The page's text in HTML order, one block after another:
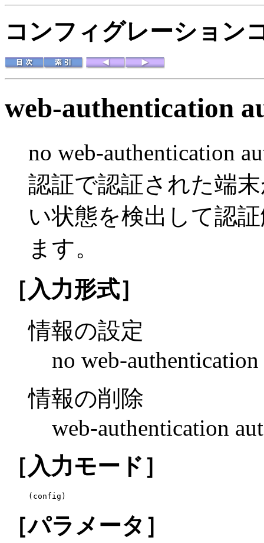
コンフィグレーション
web-authentication
no web-authentication
認証で認証された端
い状態を検出して認
ます。
［入力形式］
情報の設定
no web-
情報の削除
web-authentication
［入力モード］
(config)
［パラメータ］